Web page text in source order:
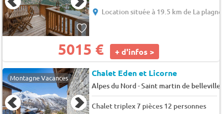
Location située à 19.5 km de La
5015 € + d'infos >
Montagne Vacances Chalet Eden et Licorne
Alpes du Nord-Saint martin de belleville
Chalet triplex 7 pièces 12 personnes